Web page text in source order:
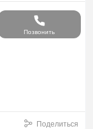
Позвонить
Поделиться